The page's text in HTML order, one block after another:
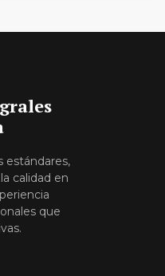
estándares,
calidad en
que